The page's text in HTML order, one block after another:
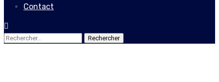
Contact
Rechercher :